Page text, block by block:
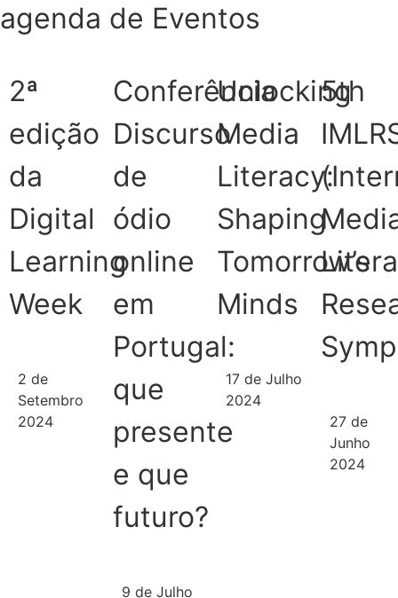
agenda de Eventos
2ª
edição
da
Digital
Learning
Week
2 de
Setembro
2024
Conferência
Discurso
de
ódio
online
em
Portugal:
que
presente
e que
futuro?
9 de Julho
Unlocking
Media
Literacy:
Shaping
Tomorrow’s
Minds
17 de Julho
2024
5th
27 de
Junho
2024